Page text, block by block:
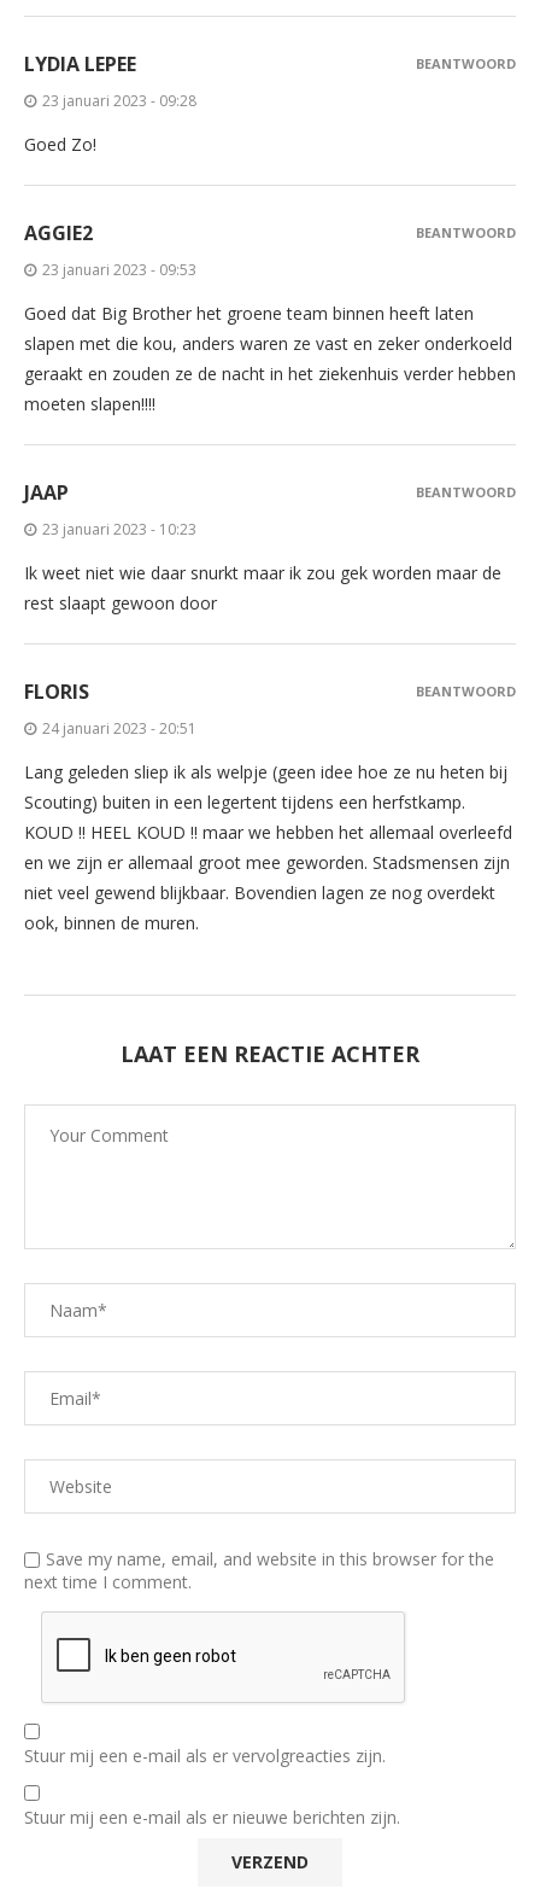
LYDIA LEPEE
23 januari 2023 - 09:28
Goed Zo!
BEANTWOORD
AGGIE2
23 januari 2023 - 09:53
Goed dat Big Brother het groene team binnen heeft laten
slapen met die kou, anders waren ze vast en zeker onderkoeld
geraakt en zouden ze de nacht in het ziekenhuis verder hebben
moeten slapen!!!!
BEANTWOORD
JAAP
23 januari 2023 - 10:23
Ik weet niet wie daar snurkt maar ik zou gek worden maar de
rest slaapt gewoon door
BEANTWOORD
FLORIS
24 januari 2023 - 20:51
Lang geleden sliep ik als welpje (geen idee hoe ze nu heten bij
Scouting) buiten in een legertent tijdens een herfstkamp.
KOUD !! HEEL KOUD !! maar we hebben het allemaal overleefd
en we zijn er allemaal groot mee geworden. Stadsmensen zijn
niet veel gewend blijkbaar. Bovendien lagen ze nog overdekt
ook, binnen de muren.
BEANTWOORD
LAAT EEN REACTIE ACHTER
Save my name, email, and website in this browser for the
next time I comment.
Stuur mij een e-mail als er vervolgreacties zijn.
Stuur mij een e-mail als er nieuwe berichten zijn.